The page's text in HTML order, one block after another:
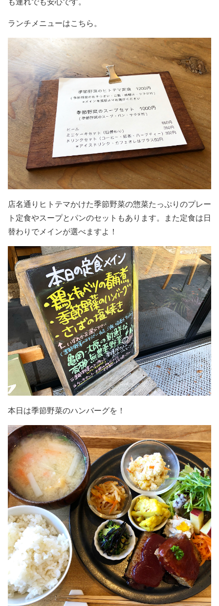
ランチメニューはこちら。
店名通りヒトテマかけた季節野菜の惣菜たっぷりのプレー
ト定食やスープとパンのセットもあります。また定食は日
替わりでメインが選べますよ！
本日は季節野菜のハンバーグを！